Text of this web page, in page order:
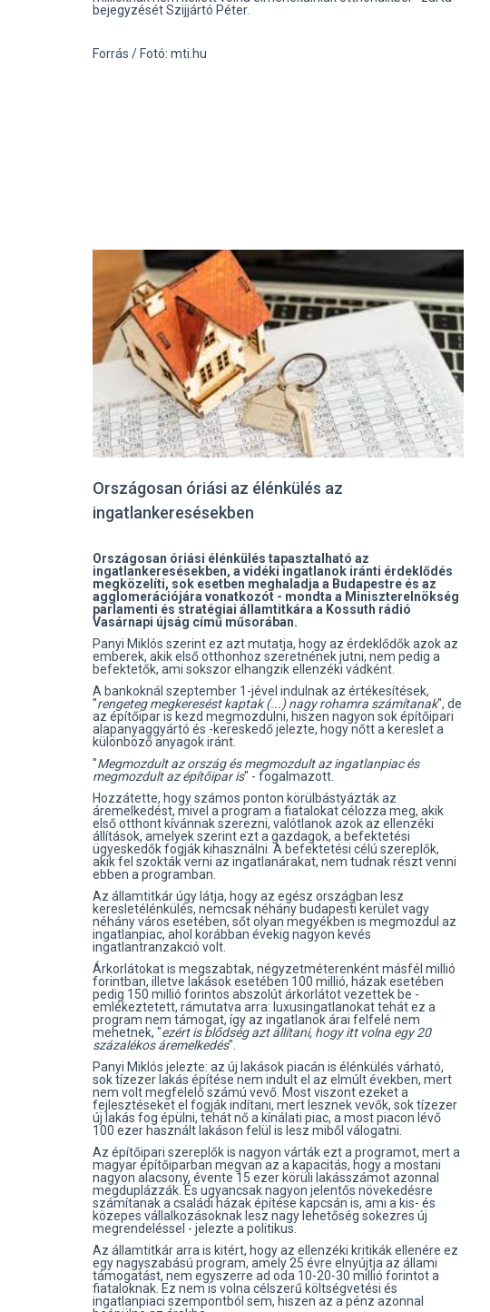
bejegyzését Szijjártó Péter.
Forrás / Fotó: mti.hu
Országosan óriási az élénkülés az
ingatlankeresésekben
Országosan óriási élénkülés tapasztalható az
ingatlankeresésekben, a vidéki ingatlanok iránti érdeklődés
megközelíti, sok esetben meghaladja a Budapestre és az
agglomerációjára vonatkozót - mondta a Miniszterelnökség
parlamenti és stratégiai államtitkára a Kossuth rádió
Vasárnapi újság című műsorában.
Panyi Miklós szerint ez azt mutatja, hogy az érdeklődők azok az
emberek, akik első otthonhoz szeretnének jutni, nem pedig a
befektetők, ami sokszor elhangzik ellenzéki vádként.
A bankoknál szeptember 1-jével indulnak az értékesítések,
"rengeteg megkeresést kaptak (...) nagy rohamra számítanak", de
az építőipar is kezd megmozdulni, hiszen nagyon sok építőipari
alapanyaggyártó és -kereskedő jelezte, hogy nőtt a kereslet a
különböző anyagok iránt.
"Megmozdult az ország és megmozdult az ingatlanpiac és
megmozdult az építőipar is" - fogalmazott.
Hozzátette, hogy számos ponton körülbástyázták az
áremelkedést, mivel a program a fiatalokat célozza meg, akik
első otthont kívánnak szerezni, valótlanok azok az ellenzéki
állítások, amelyek szerint ezt a gazdagok, a befektetési
ügyeskedők fogják kihasználni. A befektetési célú szereplők,
akik fel szokták verni az ingatlanárakat, nem tudnak részt venni
ebben a programban.
Az államtitkár úgy látja, hogy az egész országban lesz
keresletélénkülés, nemcsak néhány budapesti kerület vagy
néhány város esetében, sőt olyan megyékben is megmozdul az
ingatlanpiac, ahol korábban évekig nagyon kevés
ingatlantranzakció volt.
Árkorlátokat is megszabtak, négyzetméterenként másfél millió
forintban, illetve lakások esetében 100 millió, házak esetében
pedig 150 millió forintos abszolút árkorlátot vezettek be -
emlékeztetett, rámutatva arra: luxusingatlanokat tehát ez a
program nem támogat, így az ingatlanok árai felfelé nem
mehetnek, "ezért is blődség azt állítani, hogy itt volna egy 20
százalékos áremelkedés".
Panyi Miklós jelezte: az új lakások piacán is élénkülés várható,
sok tízezer lakás építése nem indult el az elmúlt években, mert
nem volt megfelelő számú vevő. Most viszont ezeket a
fejlesztéseket el fogják indítani, mert lesznek vevők, sok tízezer
új lakás fog épülni, tehát nő a kínálati piac, a most piacon lévő
100 ezer használt lakáson felül is lesz miből válogatni.
Az építőipari szereplők is nagyon várták ezt a programot, mert a
magyar építőiparban megvan az a kapacitás, hogy a mostani
nagyon alacsony, évente 15 ezer körüli lakásszámot azonnal
megduplázzák. És ugyancsak nagyon jelentős növekedésre
számítanak a családi házak építése kapcsán is, ami a kis- és
közepes vállalkozásoknak lesz nagy lehetőség sokezres új
megrendeléssel - jelezte a politikus.
Az államtitkár arra is kitért, hogy az ellenzéki kritikák ellenére ez
egy nagyszabású program, amely 25 évre elnyújtja az állami
támogatást, nem egyszerre ad oda 10-20-30 millió forintot a
fiataloknak. Ez nem is volna célszerű költségvetési és
ingatlanpiaci szempontból sem, hiszen az a pénz azonnal